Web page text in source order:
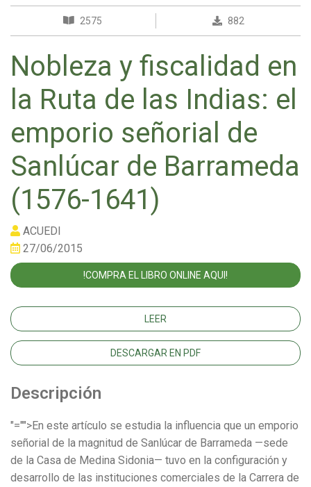
2575 882
Nobleza y fiscalidad en
la Ruta de las Indias: el
emporio señorial de
Sanlúcar de Barrameda
(1576-1641)
ACUEDI
27/06/2015
!COMPRA EL LIBRO ONLINE AQUI!
LEER
DESCARGAR EN PDF
Descripción
"="">En este artículo se estudia la influencia que un emporio
señorial de la magnitud de Sanlúcar de Barrameda —sede
de la Casa de Medina Sidonia— tuvo en la configuración y
desarrollo de las instituciones comerciales de la Carrera de